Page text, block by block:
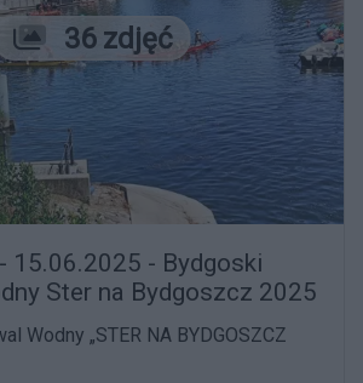
Liczba zdjęć
36 zdjęć
15.06.2025 - Bydgoski
Ster na Bydgoszcz 2025
Wodny „STER NA BYDGOSZCZ